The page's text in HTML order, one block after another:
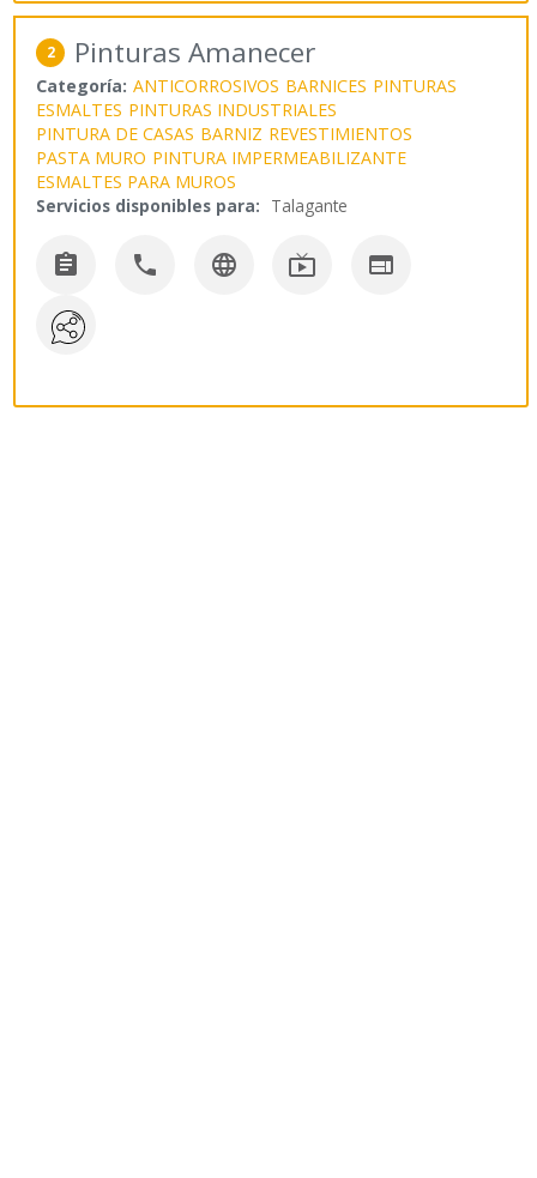
2 Pinturas Amanecer
Categoría: ANTICORROSIVOS BARNICES PINTURAS
ESMALTES PINTURAS INDUSTRIALES
PINTURA DE CASAS BARNIZ REVESTIMIENTOS
PASTA MURO PINTURA IMPERMEABILIZANTE
ESMALTES PARA MUROS
Servicios disponibles para: Talagante
    